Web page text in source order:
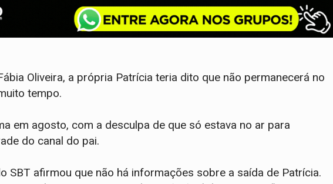
Oliveira, a própria Patrícia teria dito que não permanecerá no
tempo.
em agosto, com a desculpa de que só estava no ar para
do canal do pai.
SBT afirmou que não há informações sobre a saída de Patrícia.